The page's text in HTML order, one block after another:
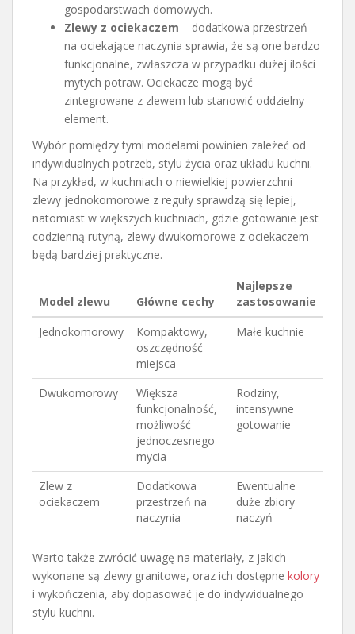
gospodarstwach domowych.
Zlewy z ociekaczem – dodatkowa przestrzeń
na ociekające naczynia sprawia, że są one bardzo
funkcjonalne, zwłaszcza w przypadku dużej ilości
mytych potraw. Ociekacze mogą być
zintegrowane z zlewem lub stanowić oddzielny
element.
Wybór pomiędzy tymi modelami powinien zależeć od
indywidualnych potrzeb, stylu życia oraz układu kuchni.
Na przykład, w kuchniach o niewielkiej powierzchni
zlewy jednokomorowe z reguły sprawdzą się lepiej,
natomiast w większych kuchniach, gdzie gotowanie jest
codzienną rutyną, zlewy dwukomorowe z ociekaczem
będą bardziej praktyczne.
Model zlewu Główne cechy
Najlepsze
zastosowanie
Jednokomorowy
Kompaktowy,
oszczędność
miejsca
Małe kuchnie
Dwukomorowy
Większa
funkcjonalność,
możliwość
jednoczesnego
mycia
Rodziny,
intensywne
gotowanie
Zlew z
ociekaczem
Dodatkowa
przestrzeń na
naczynia
Ewentualne
duże zbiory
naczyń
Warto także zwrócić uwagę na materiały, z jakich
wykonane są zlewy granitowe, oraz ich dostępne kolory
i wykończenia, aby dopasować je do indywidualnego
stylu kuchni.